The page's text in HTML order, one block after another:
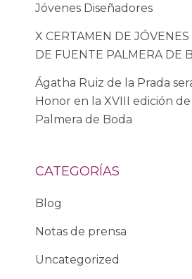
Jóvenes Diseñadores
X CERTAMEN DE
DE FUENTE PALMERA DE
Ágatha Ruiz de la Prada
Honor en la XVIII edición
Palmera de Boda
CATEGORÍAS
Blog
Notas de prensa
Uncategorized